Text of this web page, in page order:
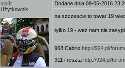
vip3r
Użytkownik
Dodane dnia 08-05-2016
na szczescie to towar 19
tylko 19 - weź nam nie
968 Cabrio http://924.pl/
911 i reszta http://924.pl/